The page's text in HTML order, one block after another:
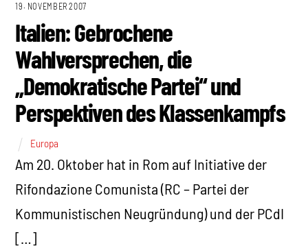
19. NOVEMBER 2007
Italien: Gebrochene
Wahlversprechen, die
„Demokratische Partei“ und
Perspektiven des Klassenkampfs
Europa
Am 20. Oktober hat in Rom auf Initiative der
Rifondazione Comunista (RC – Partei der
Kommunistischen Neugründung) und der PCdI
[…]